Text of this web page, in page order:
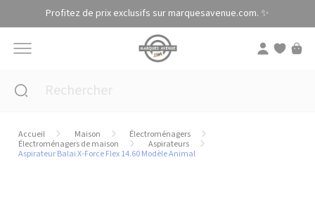
Profitez de prix exclusifs sur marquesavenue.com. ✨
Accueil Maison
Électroménagers
Électroménagers de maison
Aspirateurs
Aspirateur Balai X-Force Flex 14.60 Modèle Animal
Panneau de gestion des cookies